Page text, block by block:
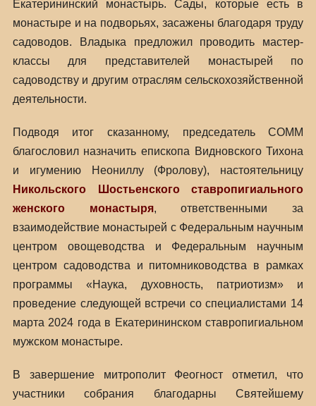
Екатерининский монастырь. Сады, которые есть в
монастыре и на подворьях, засажены благодаря труду
садоводов. Владыка предложил проводить мастер-
классы для представителей монастырей по
садоводству и другим отраслям сельскохозяйственной
деятельности.
Подводя итог сказанному, председатель СОММ
благословил назначить епископа Видновского Тихона
и игумению Неониллу (Фролову), настоятельницу
Никольского Шостьенского ставропигиального
женского монастыря, ответственными за
взаимодействие монастырей с Федеральным научным
центром овощеводства и Федеральным научным
центром садоводства и питомниководства в рамках
программы «Наука, духовность, патриотизм» и
проведение следующей встречи со специалистами 14
марта 2024 года в Екатерининском ставропигиальном
мужском монастыре.
В завершение митрополит Феогност отметил, что
участники собрания благодарны Святейшему